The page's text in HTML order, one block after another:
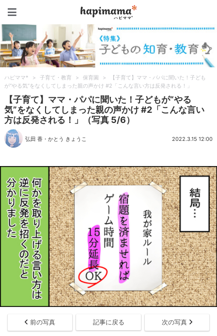
ハピママ* > 子育て・教育 > 保育園 >
【子育て】ママ・パパに聞いた！子ども
が“やる気”をなくしてしまった親の声かけ #2「こんな言い方は反発される！」
【子育て】ママ・パパに聞いた！子どもが“やる
気”をなくしてしまった親の声かけ #2「こんな言い
方は反発される！」（写真 5/6）
弘田 香 ・かとう きょうこ 2022.3.15 12:00
前の写真 記事に戻る 次の写真